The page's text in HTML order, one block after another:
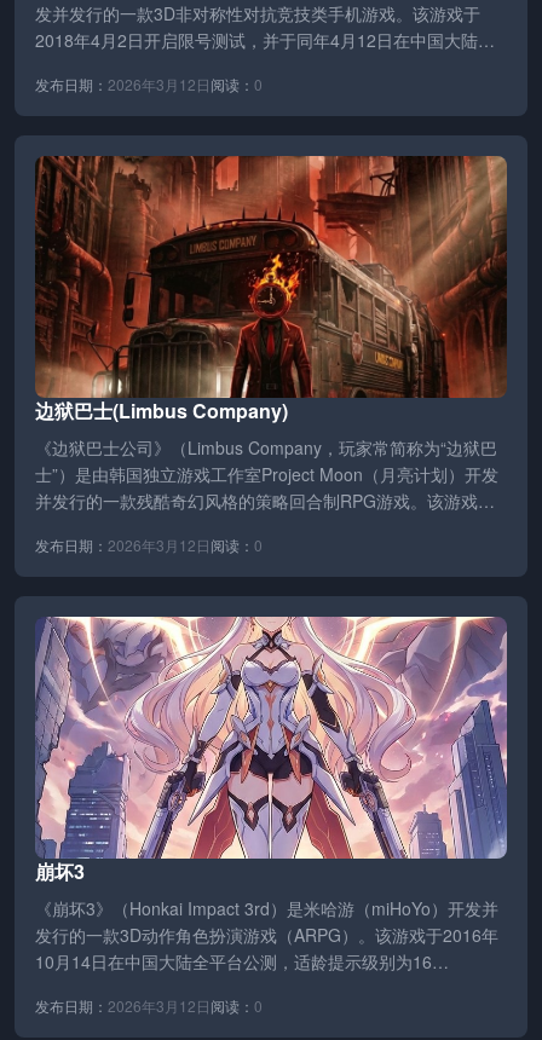
发并发行的一款3D非对称性对抗竞技类手机游戏。该游戏于
2018年4月2日开启限号测试，并于同年4月12日在中国大陆…
发布日期： 2026年3月12日阅读： 0
边狱巴士(Limbus Company)
《边狱巴士公司》（Limbus Company，玩家常简称为“边狱巴
士”）是由韩国独立游戏工作室Project Moon（月亮计划）开发
并发行的一款残酷奇幻风格的策略回合制RPG游戏。该游戏
发布日期： 2026年3月12日阅读： 0
崩坏3
《崩坏3》（Honkai Impact 3rd）是米哈游（miHoYo）开发并
发行的一款3D动作角色扮演游戏（ARPG）。该游戏于2016年
10月14日在中国大陆全平台公测，适龄提示级别为16…
发布日期： 2026年3月12日阅读： 0